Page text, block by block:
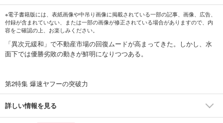
※電子書籍版には、表紙画像や中吊り画像に掲載されている一部の記事、画像、広告、
付録が含まれていない、または一部の画像が修正されている場合がありますので、内
容をご確認の上、お楽しみください。
「異次元緩和」で不動産市場の回復ムードが高まってきた。しかし、水
面下では優勝劣敗の動きが鮮明になりつつある。
第2特集 爆速ヤフーの突破力
詳しい情報を見る